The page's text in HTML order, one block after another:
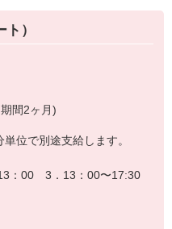
グループ・ジャパン。
ードサービス」を展開して
本的には使いません。
いという方もご安心下さい♪
提供の準備や洗い場など、
もあります◎
）
間2ヶ月)
位で別途支給します。
：00 3．13：00〜17:30